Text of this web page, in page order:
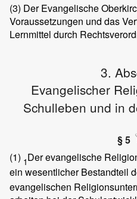
(3) Der Evangelische
Voraussetzungen und das
Lernmittel durch
3.
Evangelischer
Schulleben und in
§ 5
(1) 1Der evangelische
ein wesentlicher Bestandteil
evangelischen